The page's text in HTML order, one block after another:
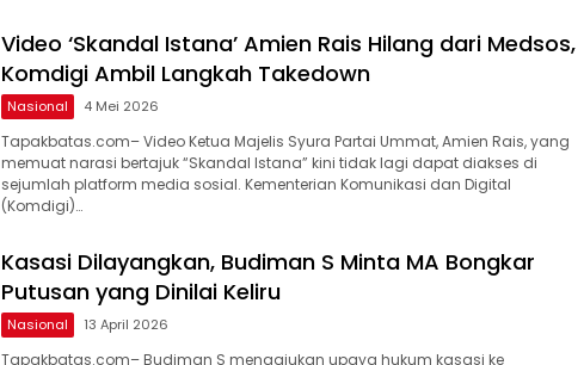
Video ‘Skandal Istana’ Amien Rais Hilang dari Medsos,
Komdigi Ambil Langkah Takedown
Nasional 4 Mei 2026
Tapakbatas.com– Video Ketua Majelis Syura Partai Ummat, Amien Rais, yang
memuat narasi bertajuk “Skandal Istana” kini tidak lagi dapat diakses di
sejumlah platform media sosial. Kementerian Komunikasi dan Digital
(Komdigi)…
Kasasi Dilayangkan, Budiman S Minta MA Bongkar
Putusan yang Dinilai Keliru
Nasional 13 April 2026
Tapakbatas.com– Budiman S mengajukan upaya hukum kasasi ke